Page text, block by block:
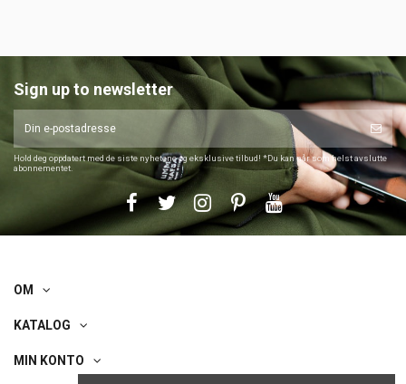
Sign up to newsletter
Hold deg oppdatert med de siste nyhetene og eksklusive tilbud! *Du kan når som helst avslutte
abonnementet.
OM
KATALOG
MIN KONTO